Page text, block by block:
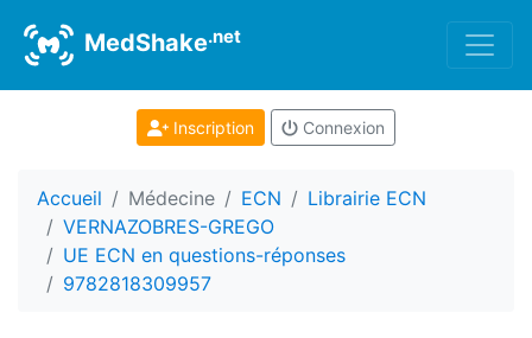
MedShake.net
Inscription Connexion
Accueil Médecine ECN
Librairie ECN
VERNAZOBRES-GREGO
UE ECN en questions-réponses
9782818309957